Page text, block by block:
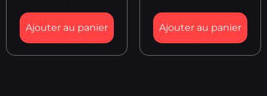
Ajouter au panier Ajouter au panier